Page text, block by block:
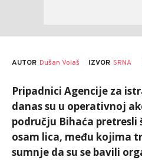
AUTOR Dušan Volaš IZVOR SRNA
Pripadnici Agencije za
danas su u operativnoj
području Bihaća pretresli
osam lica, među kojima
sumnje da su se bavili